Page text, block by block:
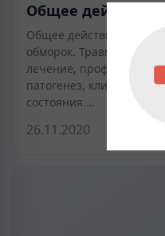
Общее действие
Общее действие
обморок.
лечение, профилактика.
патогенез, клиника и
состояния.…
26.11.2020